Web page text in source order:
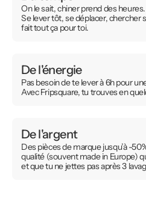
On le sait, chiner prend des heures.
Se lever tôt, se déplacer, chercher
fait tout ça pour toi.
De l'énergie
Pas besoin de te lever à 6h pour
Avec Fripsquare, tu trouves en
De l'argent
Des pièces de marque jusqu’à -
qualité (souvent made in Europe)
et que tu ne jettes pas après 3